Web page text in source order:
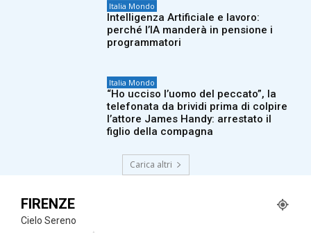
Italia Mondo
Intelligenza Artificiale e lavoro:
perché l’IA manderà in pensione i
programmatori
Italia Mondo
“Ho ucciso l’uomo del peccato”, la
telefonata da brividi prima di colpire
l’attore James Handy: arrestato il
figlio della compagna
Carica altri
FIRENZE
Cielo Sereno